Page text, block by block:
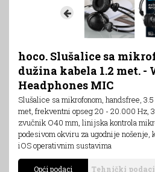
hoco. Slušalice sa
dužina kabela 1.2 met. -
Headphones MIC
Slušalice sa mikrofonom, handsfree,
met, frekventni opseg 20 - 20.000 Hz,
zvučnik O40 mm, linijska kontrola
podesivom okviru za ugodnije nošenje,
iOS operativnim sustavima
Opći podaci Tehnički podaci